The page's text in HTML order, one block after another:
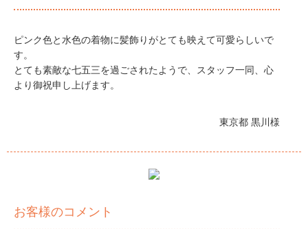
ピンク色と水色の着物に髪飾りがとても映えて可愛らしいで
す。
とても素敵な七五三を過ごされたようで、スタッフ一同、心
より御祝申し上げます。
東京都 黒川様
お客様のコメント